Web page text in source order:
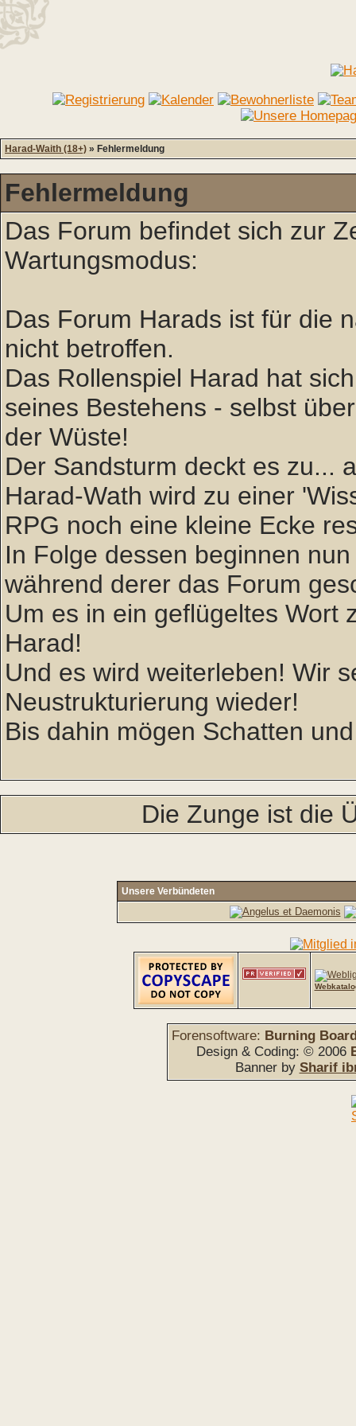
Harad-Waith (18+) » Fehlermeldung
Fehlermeldung
Das Forum befindet sich zur
Wartungsmodus:
Das Forum Harads ist für die
nicht betroffen.
Das Rollenspiel Harad hat
seines Bestehens - selbst
der Wüste!
Der Sandsturm deckt es zu...
Harad-Wath wird zu einer
RPG noch eine kleine Ecke
In Folge dessen beginnen
während derer das Forum
Um es in ein geflügeltes Wort
Harad!
Und es wird weiterleben! Wir
Neustrukturierung wieder!
Bis dahin mögen Schatten
Die Zunge ist die
Unsere Verbündeten
Forensoftware: Burning
Design & Coding: © 2006
Banner by Sharif